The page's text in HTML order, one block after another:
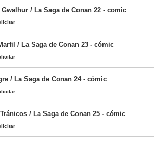
Gwalhur / La Saga de Conan 22 - comic
/ La Saga de Conan 23 - cómic
/ La Saga de Conan 24 - cómic
/ La Saga de Conan 25 - cómic